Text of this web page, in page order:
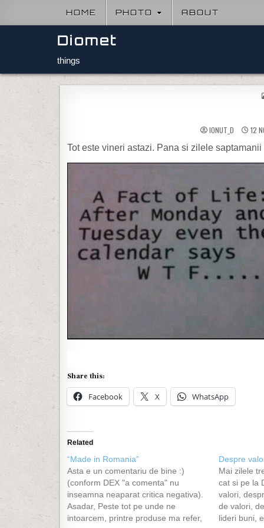
HOME PHOTO ABOUT
Diomet
things
IONUT_D 12
Tot este vineri astazi. Pana si zilele
Share this:
Facebook X WhatsApp
Related
“Made in Romania”
Asta e un comentariu de bine :)
(conform DEX "a comenta" nu
inseamna neaparat critica negativa).
Asadar, Peste tot pe unde ne
intoarcem, printre produse ma refer,
Despre
Mai zilele
cat si pe la
valori,
de valori,
lideri buni,